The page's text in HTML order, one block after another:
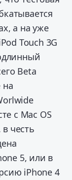
а на уже
Touch 3G
Beta
на
с Mac OS
честь
5, или в
iPhone 4